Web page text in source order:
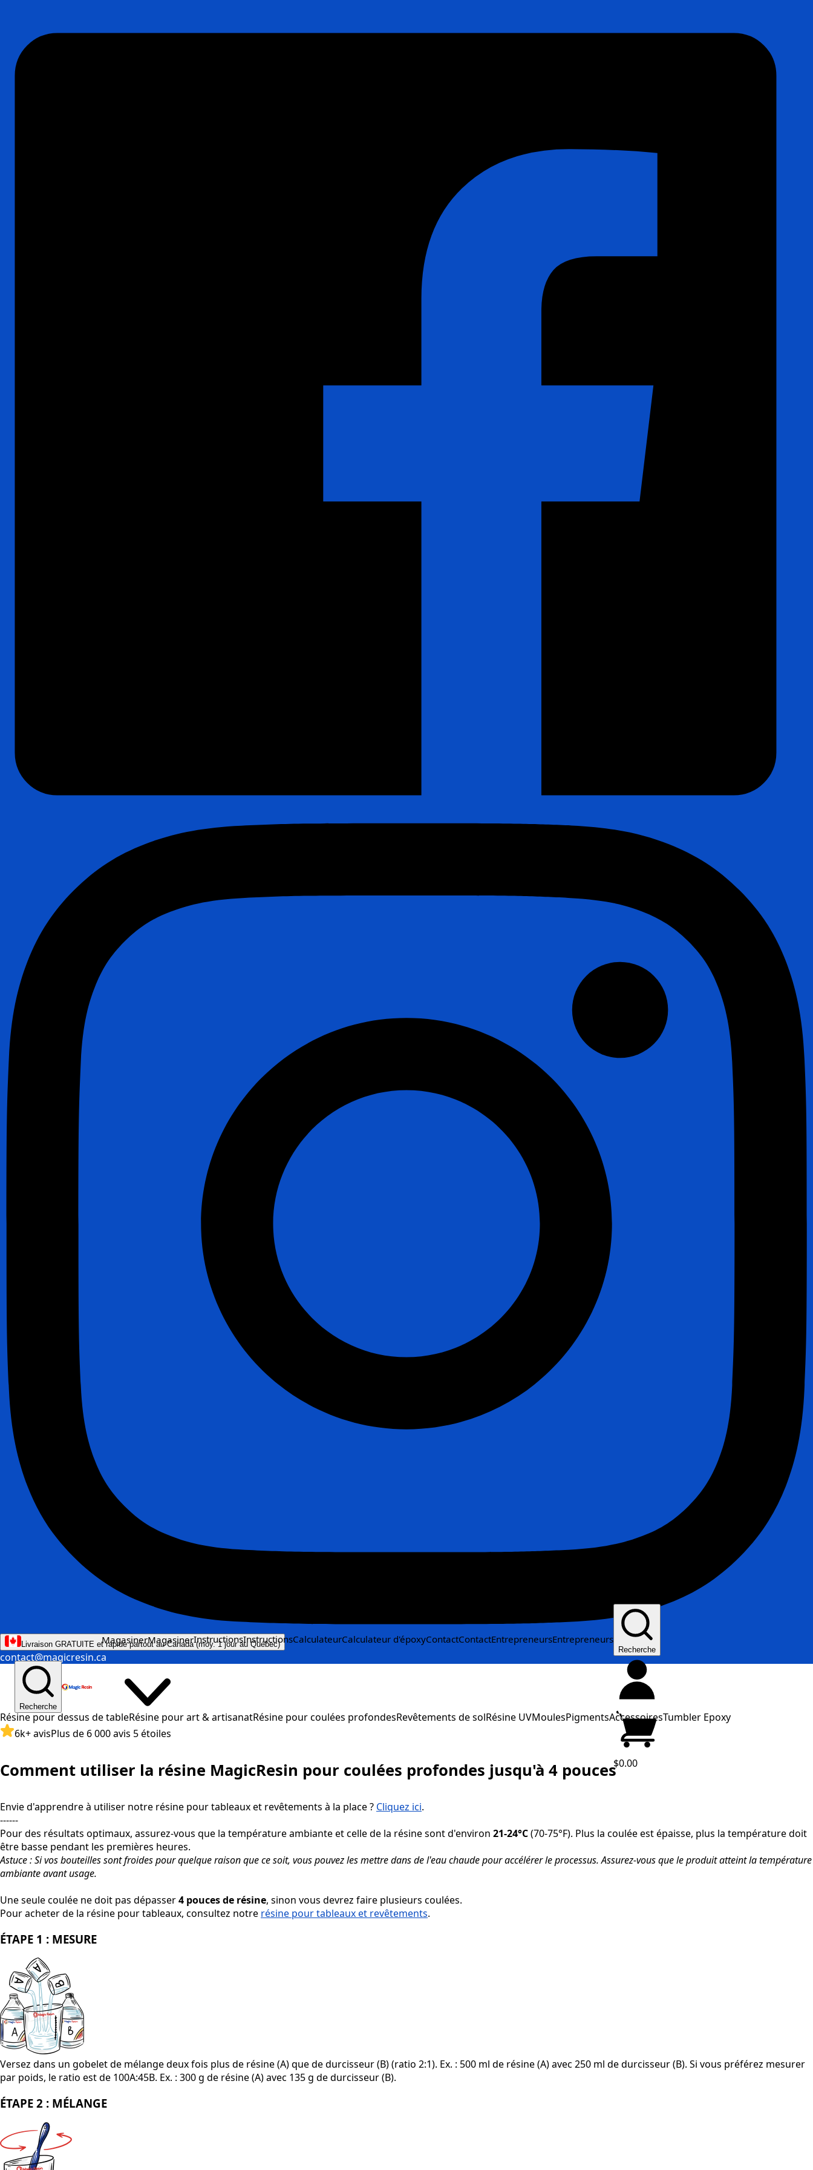
Livraison GRATUITE et rapide partout au Canada (moy. 1 jour au Québec)
contact@magicresin.ca
Recherche
MagasinerMagasinerInstructionsInstructionsCalculateurCalculateur d'époxyContactContactEntrepreneursEntrepreneurs
Recherche
$0.00
Résine pour dessus de tableRésine pour art & artisanatRésine pour coulées profondesRevêtements de solRésine UVMoulesPigmentsAccessoiresTumbler Epoxy
6k+ avisPlus de 6 000 avis 5 étoiles
Comment utiliser la résine MagicResin pour coulées profondes jusqu'à 4 pouces
Envie d'apprendre à utiliser notre résine pour tableaux et revêtements à la place ? Cliquez ici.
------
Pour des résultats optimaux, assurez-vous que la température ambiante et celle de la résine sont d'environ 21-24°C(70-75°F). Plus la coulée est épaisse, plus la température doit
être basse pendant les premières heures.
Astuce : Si vos bouteilles sont froides pour quelque raison que ce soit, vous pouvez les mettre dans de l'eau chaude pour accélérer le processus. Assurez-vous que le produit atteint la température
ambiante avant usage.
Une seule coulée ne doit pas dépasser4 pouces de résine, sinon vous devrez faire plusieurs coulées.
Pour acheter de la résine pour tableaux, consultez notre résine pour tableaux et revêtements.
ÉTAPE 1 : MESURE
Versez dans un gobelet de mélange deux fois plus de résine (A) que de durcisseur (B) (ratio 2:1). Ex. : 500 ml de résine (A) avec 250 ml de durcisseur (B). Si vous préférez mesurer
par poids, le ratio est de 100A:45B. Ex. : 300 g de résine (A) avec 135 g de durcisseur (B).
ÉTAPE 2 : MÉLANGE